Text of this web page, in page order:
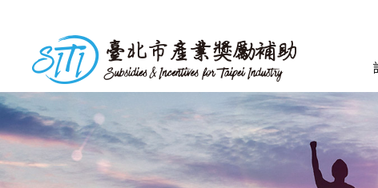
內
容
台北市產業獎勵補助